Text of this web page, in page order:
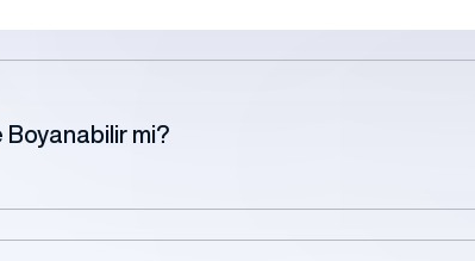
Boyanabilir mi?